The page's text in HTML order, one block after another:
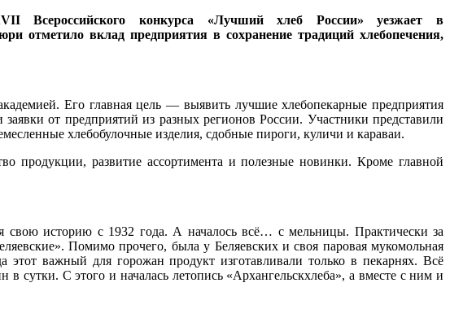
Всероссийского конкурса «Лучший хлеб России» уезжает в
отметило вклад предприятия в сохранение традиций хлебопечения,
Его главная цель — выявить лучшие хлебопекарные предприятия
от предприятий из разных регионов России. Участники представили
хлебобулочные изделия, сдобные пироги, куличи и караваи.
продукции, развитие ассортимента и полезные новинки. Кроме главной
свою историю с 1932 года. А началось всё… с мельницы. Практически за
Помимо прочего, была у Беляевских и своя паровая мукомольная
важный для горожан продукт изготавливали только в пекарнях. Всё
сутки. С этого и началась летопись «Архангельскхлеба», а вместе с ним и